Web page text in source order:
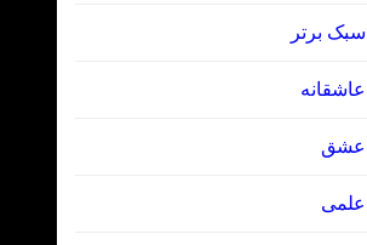
سبک برتر
عاشقانه
عشق
علمی